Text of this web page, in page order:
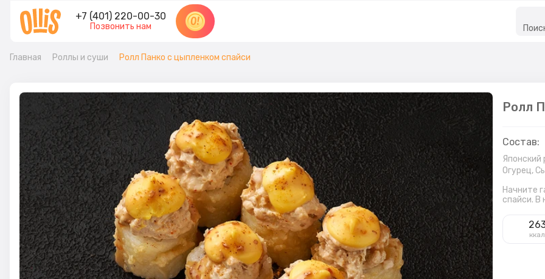
+7 (401) 220-00-30
Позвонить нам
Главная Роллы и суши Ролл Панко с цыпленком спайси
Ролл
Состав:
Японский
Огурец,
Начните
спайси. В
ккал